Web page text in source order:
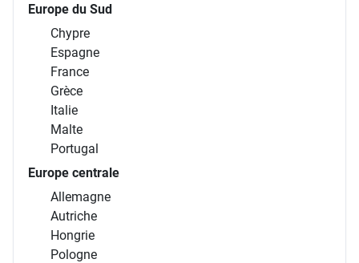
Europe du Sud
Chypre
Espagne
France
Grèce
Italie
Malte
Portugal
Europe centrale
Allemagne
Autriche
Hongrie
Pologne